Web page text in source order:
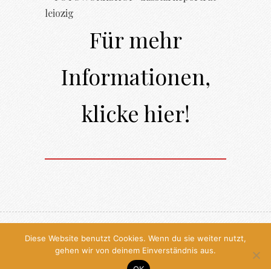
Für mehr
Informationen,
klicke hier!
© 2026, All Rights Reserved, Antje
Kröger
Diese Website benutzt Cookies. Wenn du sie weiter nutzt,
gehen wir von deinem Einverständnis aus.